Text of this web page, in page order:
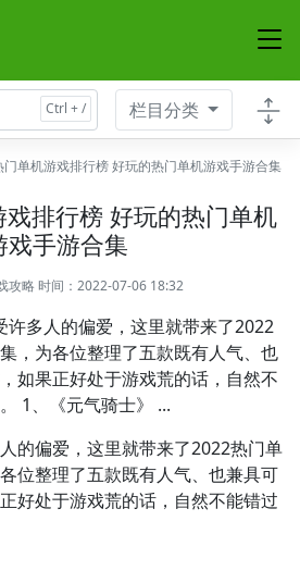
栏目分类
单机游戏排行榜 好玩的热门单机游戏手游合集
排行榜 好玩的热门单机
戏手游合集
攻略时间：2022-07-06 18:32
许多人的偏爱，这里就带来了2022
，为各位整理了五款既有人气、也
如果正好处于游戏荒的话，自然不
1、《元气骑士》 ...
的偏爱，这里就带来了2022热门单
位整理了五款既有人气、也兼具可
好处于游戏荒的话，自然不能错过